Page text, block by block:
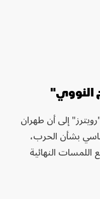
النووي"
إلى أن طهران
بشأن الحرب،
النهائية